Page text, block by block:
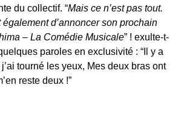
du collectif. “Mais ce n’est pas tout.
d’annoncer son prochain
– La Comédie Musicale” ! exulte-t-
paroles en exclusivité : “Il y a
tourné les yeux, Mes deux bras ont
reste deux !”